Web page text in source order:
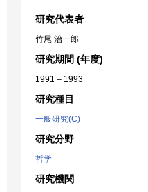
研究代表者
竹尾 治一郎
研究期間 (年度)
1991 – 1993
研究種目
一般研究(C)
研究分野
哲学
研究機関